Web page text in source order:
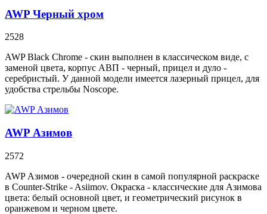
AWP Черный хром
2528
AWP Black Chrome - скин выполнен в классическом виде, с
заменой цвета, корпус АВП - черный, прицел и дуло -
серебристый. У данной модели имеется лазерный прицел, для
удобства стрельбы Noscope.
AWP Азимов
2572
AWP Азимов - очередной скин в самой популярной раскраске
в Counter-Strike - Asiimov. Окраска - классические для Азимова
цвета: белый основной цвет, и геометрический рисунок в
оранжевом и черном цвете.